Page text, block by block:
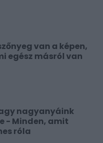
van a képen,
egész másról van
nagyanyáink
- Minden, amit
róla